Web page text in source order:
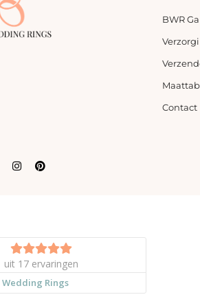
BWR
Contact